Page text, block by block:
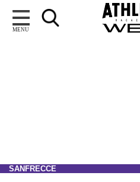
MENU
SANFRECCE